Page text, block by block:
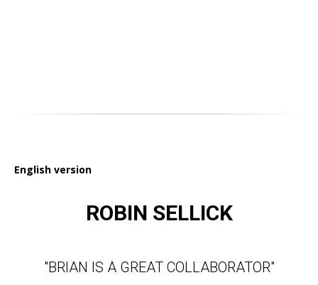
English version
ROBIN SELLICK
"BRIAN IS A GREAT COLLABORATOR"